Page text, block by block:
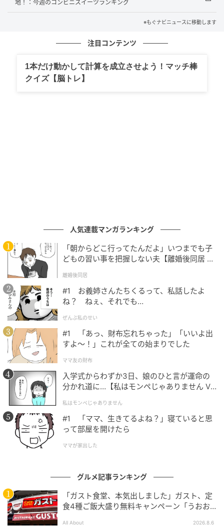
ふっくらやわらかいバンズにハンバーグ、チーズソー
278kcal
もぐナビニュース
明治時代の「海軍割烹術参考書」のレシピを参考にし
たカレーを包みました。※関東を中心としたエリアで
販売 カロリー：325kcal
ヤマザキ ランチパック ハムカツとスクランブ
ルエッグ風
地！：今週のコンビニスイーツランキング
※もぐナビニュースに移動します
注目コンテンツ
1本だけ動かして計算を成立させよう！マッチ棒
クイズ【脳トレ】
人気連載マンガランキング
「朝からどこ行ってたんだよ」いつまでも子
どもの習い事を把握しない夫【離婚後同居 Vo
離婚後同居
#1 お義姉さんたちくるって、私話したよ
ね？ ねぇ、それでも…
ぜんぶ私のせい
#1 「あっ、財布忘れちゃった」「いいよ出
すよ〜！」これが全ての始まりでした
ママ友の財布
入学式からわずか3日、娘のひと言が運命の
分かれ道に…【私はモンペじゃありません Vo
私はモンペじゃありません
#1 「ママ、生きてるよね？」寝ていると思
って部屋を開けたら
ママが家出した
グルメ記事ランキング
「ガスト食堂、本気出しました」ガスト、定
食4種ご飯大盛り無料キャンペーン「うおお
All About 2026.8.6